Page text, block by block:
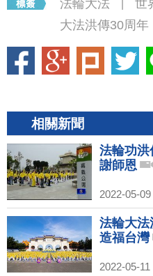
法輪大法 世
大法洪傳30周年
相關新聞
法輪功洪
謝師恩
2022-05-
法輪大法
造福台灣
2022-05-